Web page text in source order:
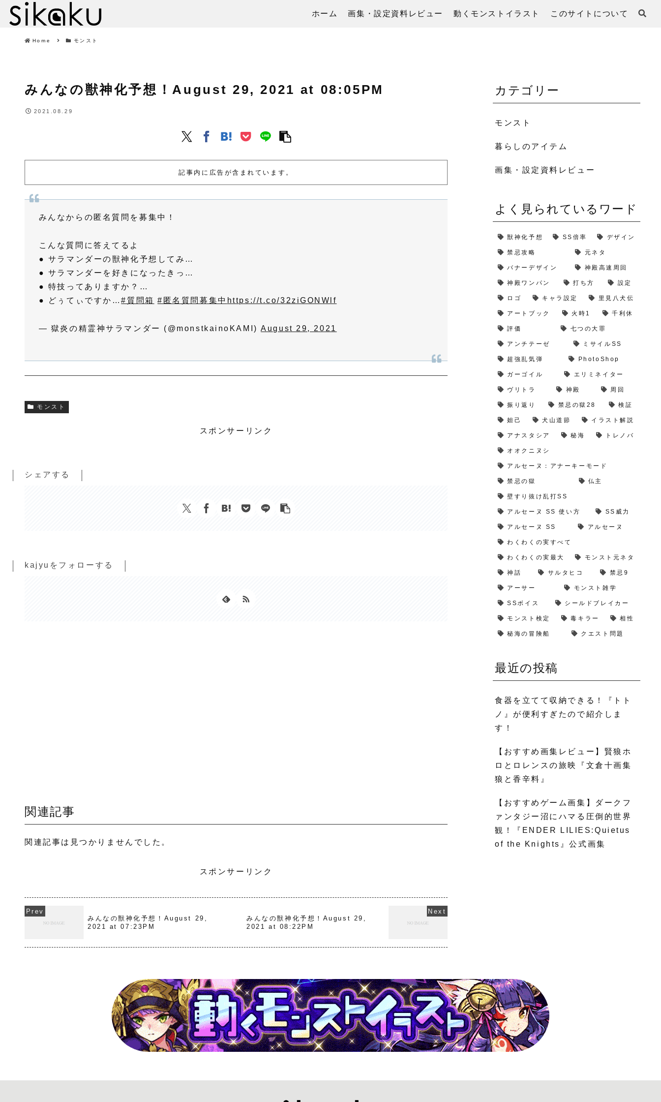
ホーム 画集・設定資料レビュー 動くモンストイラスト このサイトについて
Home モンスト
みんなの獣神化予想！August 29, 2021 at 08:05PM
2021.08.29
記事内に広告が含まれています。
みんなからの匿名質問を募集中！
こんな質問に答えてるよ
● サラマンダーの獣神化予想してみ…
● サラマンダーを好きになったきっ…
● 特技ってありますか？…
● どぅてぃですか…#質問箱 #匿名質問募集中 https://t.co/32ziGONWlf
— 獄炎の精霊神サラマンダー (@monstkainoKAMI)August 29, 2021
モンスト
スポンサーリンク
シェアする
kajyuをフォローする
関連記事
関連記事は見つかりませんでした。
スポンサーリンク
みんなの獣神化予想！August 29,
2021 at 07:23PM
みんなの獣神化予想！August 29,
2021 at 08:22PM
カテゴリー
モンスト
暮らしのアイテム
画集・設定資料レビュー
よく見られているワード
獣神化予想 SS倍率 デザイン
禁忌攻略 元ネタ
バナーデザイン 神殿高速周回
神殿ワンパン 打ち方 設定
ロゴ キャラ設定 里見八犬伝
アートブック 火時1 千利休
評価 七つの大罪
アンチテーゼ ミサイルSS
超強乱気弾 PhotoShop
ガーゴイル エリミネイター
ヴリトラ 神殿 周回
振り返り 禁忌の獄28 検証
妲己 犬山道節 イラスト解説
アナスタシア 秘海 トレノバ
オオクニヌシ
アルセーヌ：アナーキーモード
禁忌の獄 仏主
壁すり抜け乱打SS
アルセーヌ SS 使い方 SS威力
アルセーヌ SS アルセーヌ
わくわくの実すべて
わくわくの実最大 モンスト元ネタ
神話 サルタヒコ 禁忌9
アーサー モンスト雑学
SSボイス シールドブレイカー
モンスト検定 毒キラー 相性
秘海の冒険船 クエスト問題
最近の投稿
食器を立てて収納できる！『トト
ノ』が便利すぎたので紹介しま
す！
【おすすめ画集レビュー】賢狼ホ
ロとロレンスの旅映『文倉十画集
狼と香辛料』
【おすすめゲーム画集】ダークフ
ァンタジー沼にハマる圧倒的世界
観！『ENDER LILIES:Quietus
of the Knights』公式画集